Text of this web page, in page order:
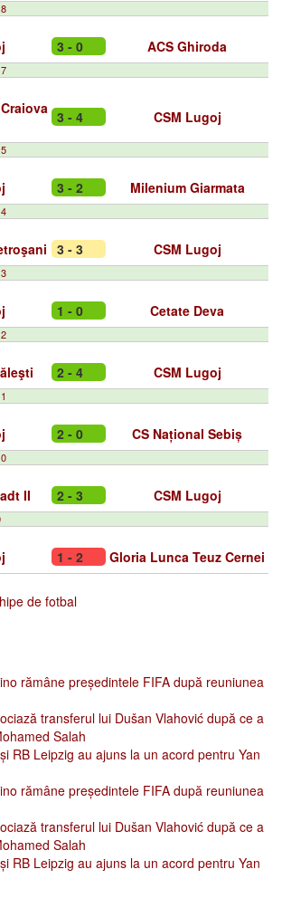
3 - 0 ACS Ghiroda
3 - 4 CSM Lugoj
3 - 2 Milenium Giarmata
3 - 3 CSM Lugoj
1 - 0 Cetate Deva
2 - 4 CSM Lugoj
2 - 0 CS Național Sebiș
II 2 - 3 CSM Lugoj
1 - 2 Gloria Lunca Teuz Cernei
de fotbal
rămâne președintele FIFA după reuniunea
transferul lui Dušan Vlahović după ce a
Salah
RB Leipzig au ajuns la un acord pentru Yan
rămâne președintele FIFA după reuniunea
transferul lui Dušan Vlahović după ce a
Salah
RB Leipzig au ajuns la un acord pentru Yan